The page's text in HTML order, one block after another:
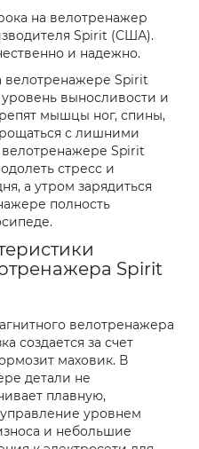
на велотренажер
Spirit (CША).
и надежно.
велотренажере Spirit
выносливости и
мышцы ног, спины,
с лишними
Spirit
стресс и
а утром зарядиться
полность
Spirit
велотренажера
создается за счет
маховик. В
детали не
плавную,
уровнем
и небольшие